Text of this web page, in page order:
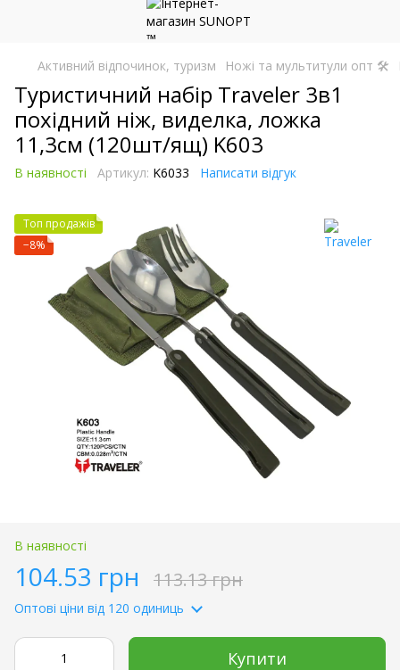
Активний відпочинок, туризм Ножі та мультитули опт 🛠
Туристичний набір Traveler 3в1
похідний ніж, виделка, ложка
11,3см (120шт/ящ) K603
В наявності Артикул: K6033 Написати відгук
Топ продажів
−8%
В наявності
104.53 грн 113.13 грн
Оптові ціни від 120 одиниць
Купити